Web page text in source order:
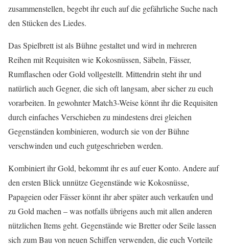
zusammenstellen, begebt ihr euch auf die gefährliche Suche nach
den Stücken des Liedes.
Das Spielbrett ist als Bühne gestaltet und wird in mehreren
Reihen mit Requisiten wie Kokosnüssen, Säbeln, Fässer,
Rumflaschen oder Gold vollgestellt. Mittendrin steht ihr und
natürlich auch Gegner, die sich oft langsam, aber sicher zu euch
vorarbeiten. In gewohnter Match3-Weise könnt ihr die Requisiten
durch einfaches Verschieben zu mindestens drei gleichen
Gegenständen kombinieren, wodurch sie von der Bühne
verschwinden und euch gutgeschrieben werden.
Kombiniert ihr Gold, bekommt ihr es auf euer Konto. Andere auf
den ersten Blick unnütze Gegenstände wie Kokosnüsse,
Papageien oder Fässer könnt ihr aber später auch verkaufen und
zu Gold machen – was notfalls übrigens auch mit allen anderen
nützlichen Items geht. Gegenstände wie Bretter oder Seile lassen
sich zum Bau von neuen Schiffen verwenden, die euch Vorteile